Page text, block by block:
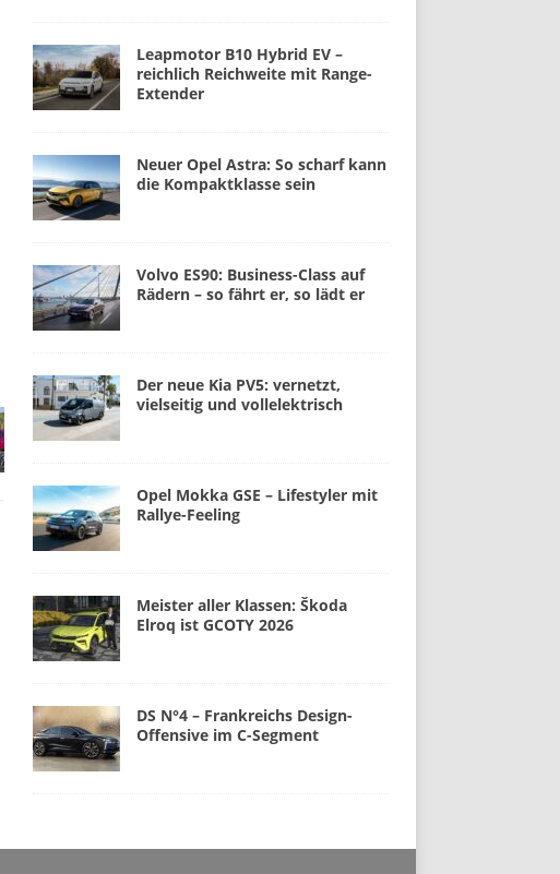
Leapmotor B10 Hybrid EV –
reichlich Reichweite mit Range-
Extender
Neuer Opel Astra: So scharf kann
die Kompaktklasse sein
Volvo ES90: Business-Class auf
Rädern – so fährt er, so lädt er
Der neue Kia PV5: vernetzt,
vielseitig und vollelektrisch
Opel Mokka GSE – Lifestyler mit
Rallye-Feeling
Meister aller Klassen: Škoda
Elroq ist GCOTY 2026
DS N°4 – Frankreichs Design-
Offensive im C-Segment